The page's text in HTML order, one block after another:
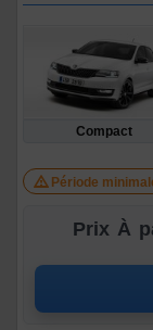
Compact
Période
Prix À